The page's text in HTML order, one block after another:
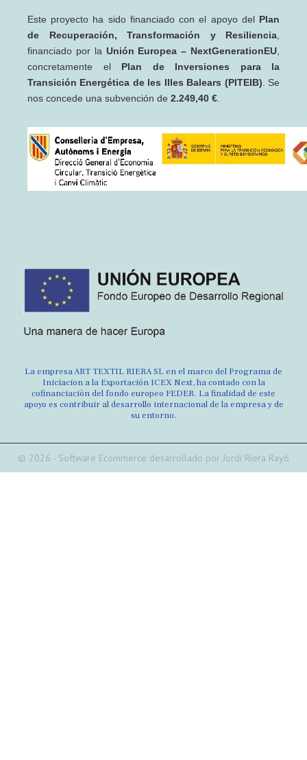
Este proyecto ha sido financiado con el apoyo del Plan
de Recuperación, Transformación y Resiliencia
financiado por la Unión Europea – NextGenerationEU
concretamente el Plan de Inversiones para la
Transición Energética de les Illes Balears (PITEIB) . Se
nos concede una subvención de 2.249,40 €
La empresa ART TEXTIL RIERA SL en el marco del Programa de
Iniciacion a la Exportación ICEX Next, ha contado con la
cofinanciación del fondo europeo FEDER. La finalidad de este
apoyo es contribuir al desarrollo internacional de la empresa y de
su entorno.
© 2026 - Software Ecommerce desarrollado por Jordi Riera Rayó